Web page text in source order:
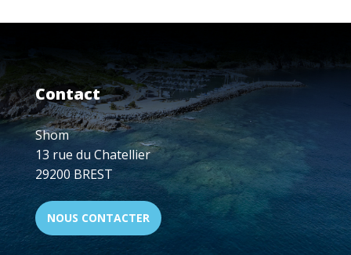
Contact
Shom
13 rue du Chatellier
29200 BREST
NOUS CONTACTER